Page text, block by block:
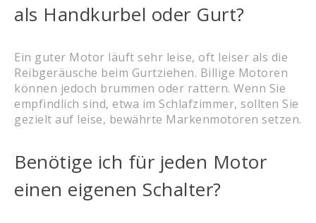
als Handkurbel oder Gurt?
Ein guter Motor läuft sehr leise, oft leiser als die
Reibgeräusche beim Gurtziehen. Billige Motoren
können jedoch brummen oder rattern. Wenn Sie
empfindlich sind, etwa im Schlafzimmer, sollten Sie
gezielt auf leise, bewährte Markenmotoren setzen.
Benötige ich für jeden Motor
einen eigenen Schalter?